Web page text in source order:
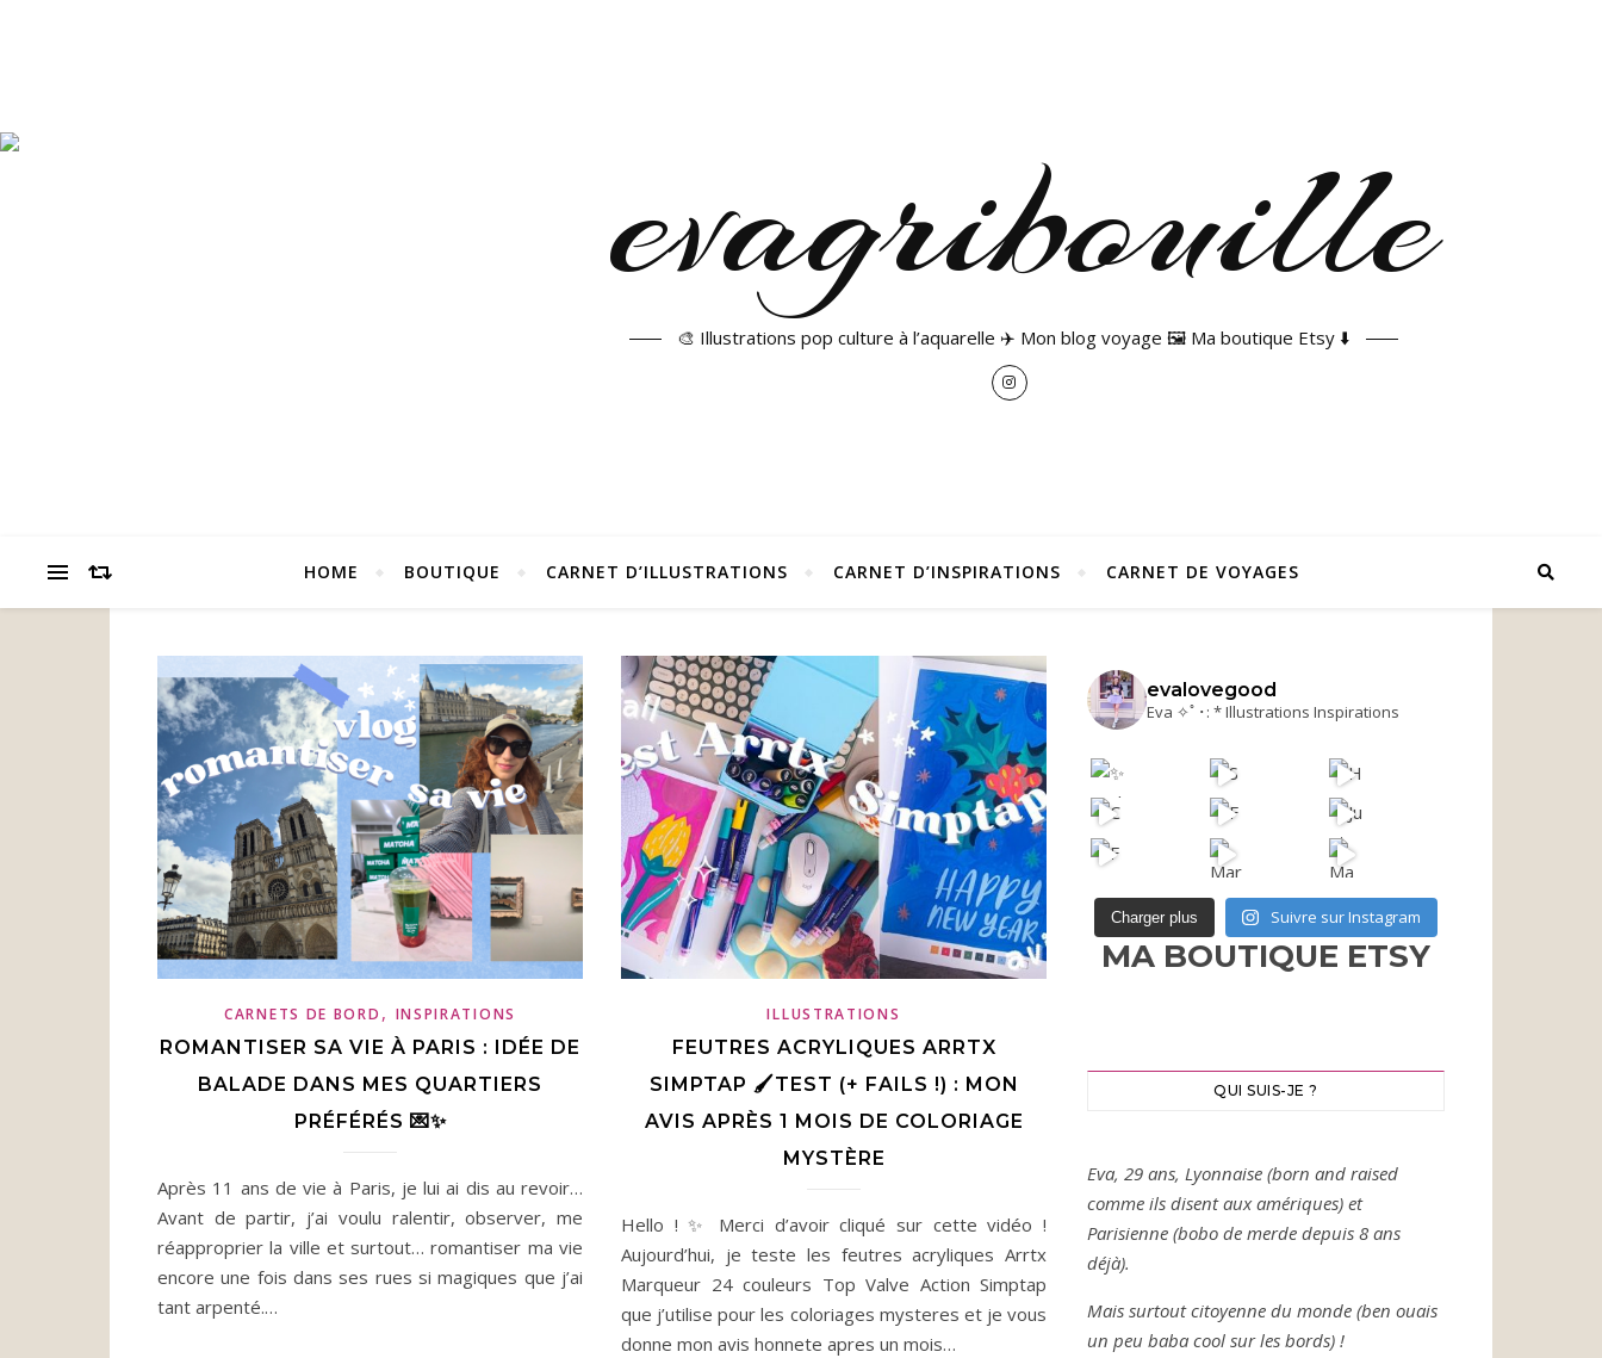
🎨 Illustrations pop culture à l’aquarelle ✈️ Mon blog voyage 🖼️ Ma boutique Etsy ⬇️
HOME BOUTIQUE CARNET D’ILLUSTRATIONS CARNET D’INSPIRATIONS CARNET DE VOYAGES
CARNETS DE BORD , INSPIRATIONS
ROMANTISER SA VIE À PARIS : IDÉE DE
BALADE DANS MES QUARTIERS
PRÉFÉRÉS 💌✨
Après 11 ans de vie à Paris, je lui ai dis au revoir…
Avant de partir, j’ai voulu ralentir, observer, me
réapproprier la ville et surtout… romantiser ma vie
encore une fois dans ses rues si magiques que j’ai
tant arpenté.…
ILLUSTRATIONS
FEUTRES ACRYLIQUES ARRTX
SIMPTAP 🖌️TEST (+ FAILS !) : MON
AVIS APRÈS 1 MOIS DE COLORIAGE
MYSTÈRE
Hello ! ✨ Merci d’avoir cliqué sur cette vidéo !
Aujourd’hui, je teste les feutres acryliques Arrtx
Marqueur 24 couleurs Top Valve Action Simptap
que j’utilise pour les coloriages mysteres et je vous
donne mon avis honnete apres un mois…
evalovegood
Eva ✧ﾟ･: * Illustrations Inspirations
Charger plus Suivre sur Instagram
MA BOUTIQUE ETSY
QUI SUIS-JE ?
Eva, 29 ans, Lyonnaise (born and raised
comme ils disent aux amériques) et
Parisienne (bobo de merde depuis 8 ans
déjà).
Mais surtout citoyenne du monde (ben ouais
un peu baba cool sur les bords) !